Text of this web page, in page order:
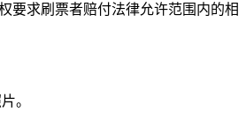
要求刷票者赔付法律允许范围内的相
。